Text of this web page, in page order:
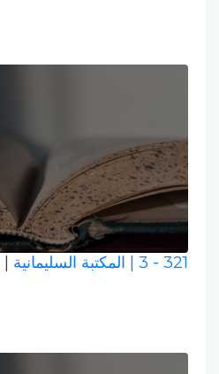
321 - 3 | المكتبة السليمانية